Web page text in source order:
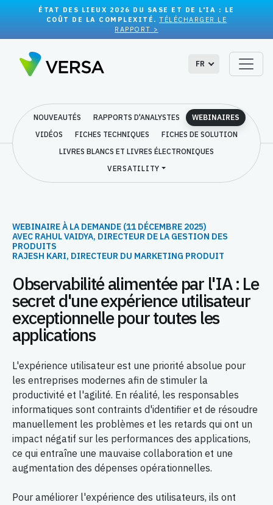
ÉTAT DES LIEUX 2026 DU SASE ET DE L'IA : LE
COÛT DE LA COMPLEXITÉ.TÉLÉCHARGER LE
RAPPORT >
FR
NOUVEAUTÉS RAPPORTS D'ANALYSTES
WEBINAIRES
VIDÉOS
FICHES TECHNIQUES
FICHES DE SOLUTION
LIVRES BLANCS ET LIVRES ÉLECTRONIQUES
VERSATILITY
WEBINAIRE À LA DEMANDE (11 DÉCEMBRE 2025)
AVEC RAHUL VAIDYA, DIRECTEUR DE LA GESTION DES
PRODUITS
RAJESH KARI, DIRECTEUR DU MARKETING PRODUIT
Observabilité alimentée par l'IA : Le
secret d'une expérience utilisateur
exceptionnelle pour toutes les
applications
L'expérience utilisateur est une priorité absolue pour
les entreprises modernes afin de stimuler la
productivité et l'agilité. En réalité, les responsables
informatiques sont contraints d'identifier et de résoudre
manuellement les problèmes et les retards qui ont un
impact négatif sur les performances des applications,
ce qui entraîne une mauvaise collaboration et une
augmentation des dépenses opérationnelles.
Pour améliorer l'expérience des utilisateurs, ils ont